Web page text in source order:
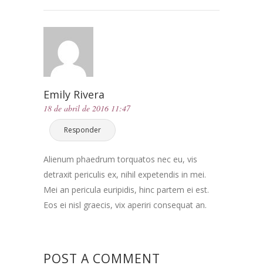
Emily Rivera
18 de abril de 2016 11:47
Responder
Alienum phaedrum torquatos nec eu, vis
detraxit periculis ex, nihil expetendis in mei.
Mei an pericula euripidis, hinc partem ei est.
Eos ei nisl graecis, vix aperiri consequat an.
POST A COMMENT